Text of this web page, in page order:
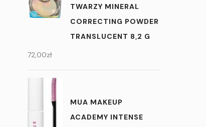
TWARZY MINERAL
CORRECTING POWDER
TRANSLUCENT 8,2 G
72,00zł
MUA MAKEUP
ACADEMY INTENSE